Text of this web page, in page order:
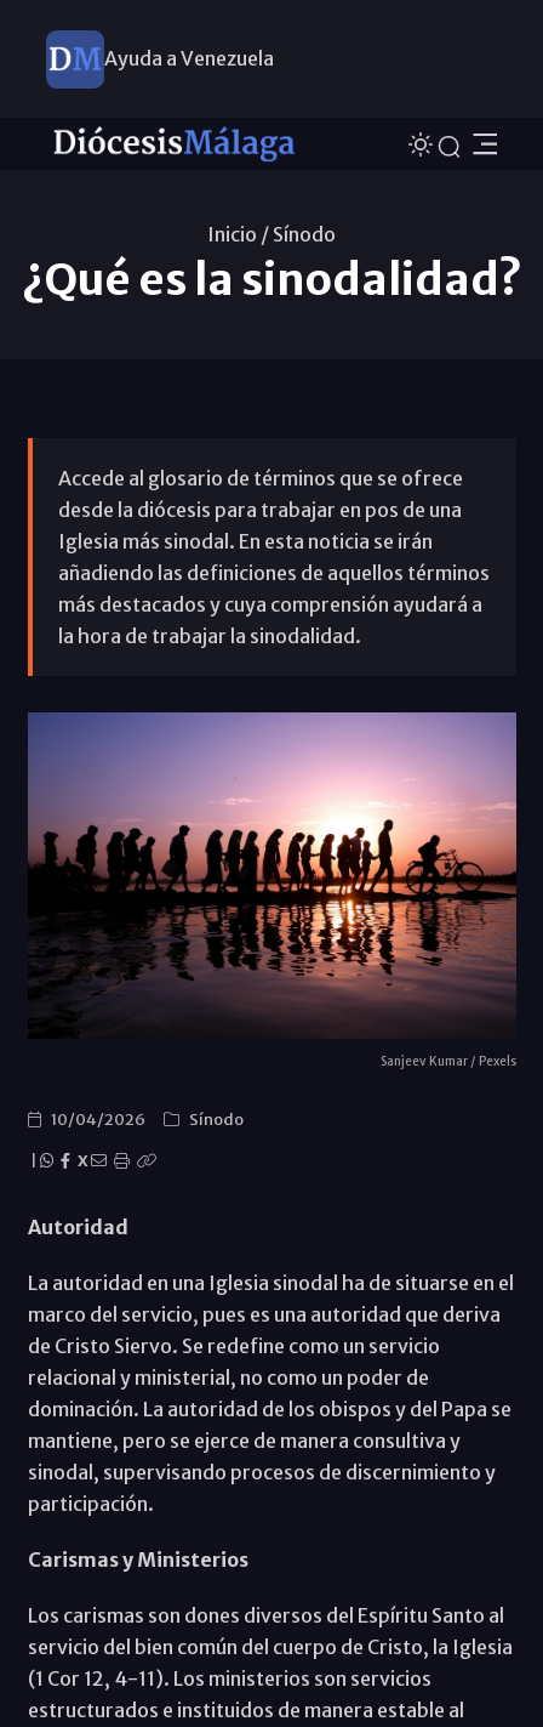
Ayuda a Venezuela
Inicio / Sínodo
¿Qué es la sinodalidad?
Accede al glosario de términos que se ofrece
desde la diócesis para trabajar en pos de una
Iglesia más sinodal. En esta noticia se irán
añadiendo las definiciones de aquellos términos
más destacados y cuya comprensión ayudará a
la hora de trabajar la sinodalidad.
Sanjeev Kumar / Pexels
10/04/2026
Sínodo
X
Autoridad
La autoridad en una Iglesia sinodal ha de situarse en el
marco del servicio, pues es una autoridad que deriva
de Cristo Siervo. Se redefine como un servicio
relacional y ministerial, no como un poder de
dominación. La autoridad de los obispos y del Papa se
mantiene, pero se ejerce de manera consultiva y
sinodal, supervisando procesos de discernimiento y
participación.
Carismas y Ministerios
Los carismas son dones diversos del Espíritu Santo al
servicio del bien común del cuerpo de Cristo, la Iglesia
(1 Cor 12, 4-11). Los ministerios son servicios
estructurados e instituidos de manera estable al